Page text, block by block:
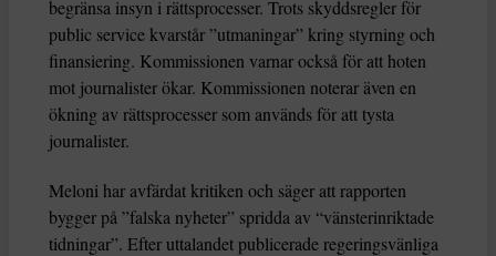
begränsa insyn i rättsprocesser. Trots skyddsregler för
public service kvarstår ”utmaningar” kring styrning och
finansiering. Kommissionen varnar också för att hoten
mot journalister ökar. Kommissionen noterar även en
ökning av rättsprocesser som används för att tysta
journalister.
Meloni har avfärdat kritiken och säger att rapporten
bygger på ”falska nyheter” spridda av “vänsterinriktade
tidningar”. Efter uttalandet publicerade regeringsvänliga